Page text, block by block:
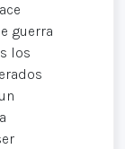
guerra
los